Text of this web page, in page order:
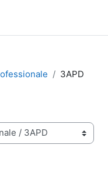
3APD